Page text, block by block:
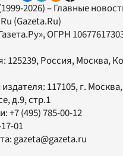
2026) – Главные
(Gazeta.Ru)
, ОГРН
125239, Россия, Москва,
117105, г. Москва,
д.9, стр.1
+7 (495) 785-00-12
01
gazeta@gazeta.ru